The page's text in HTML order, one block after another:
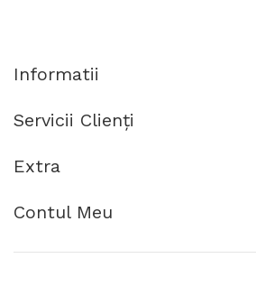
Informatii
Servicii Clienţi
Extra
Contul Meu